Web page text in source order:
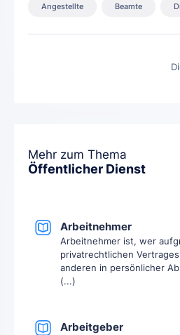
Angestellte Beamte
Mehr zum Thema
Öffentlicher Dienst
Arbeitnehmer
Arbeitnehmer ist, wer
privatrechtlichen
anderen in persönlicher
(...)
Arbeitgeber